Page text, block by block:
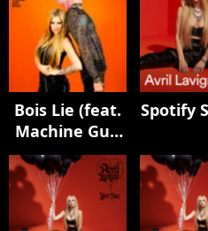
Bois Lie (feat.
Machine Gun
Kelly)
[Acoustic]
Spotify